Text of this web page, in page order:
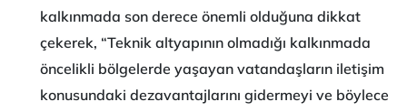
kalkınmada son derece önemli olduğuna dikkat
çekerek, “Teknik altyapının olmadığı kalkınmada
öncelikli bölgelerde yaşayan vatandaşların iletişim
konusundaki dezavantajlarını gidermeyi ve böylece